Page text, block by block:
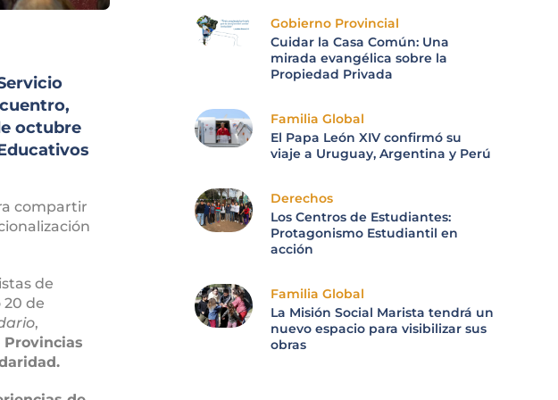
octubre
compartir
de
20 de
,
Gobierno Provincial
Cuidar la Casa Común: Una
mirada evangélica sobre la
Propiedad Privada
Familia Global
El Papa León XIV confirmó su
viaje a Uruguay, Argentina y Perú
Derechos
Los Centros de Estudiantes:
Protagonismo Estudiantil en
acción
Familia Global
La Misión Social Marista tendrá un
nuevo espacio para visibilizar sus
obras